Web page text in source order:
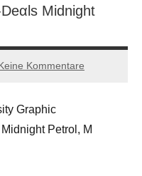
Midnight
Kommentare
Graphic
Petrol, M